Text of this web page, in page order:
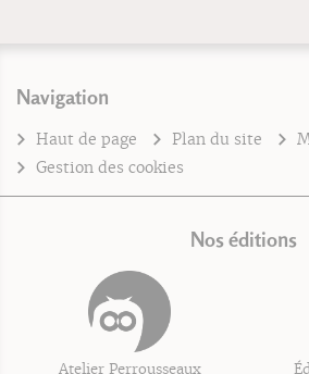
Navigation
Haut de page Plan du site
Gestion des cookies
Nos éditions
Atelier Perrousseaux